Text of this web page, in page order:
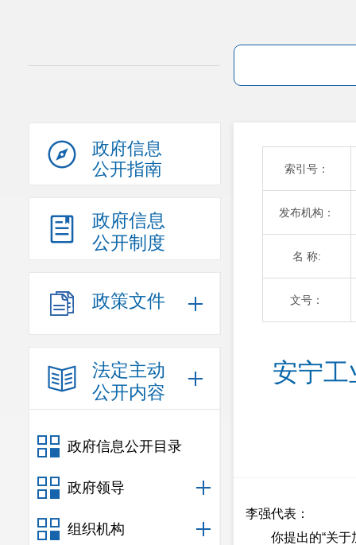
政府信息
公开指南
政府信息
公开制度
政策文件
法定主动
公开内容
政府信息公开目录
政府领导
组织机构
索引号：
发布机构：
名 称:
文号：
安宁
李强代表：
你提出的“关